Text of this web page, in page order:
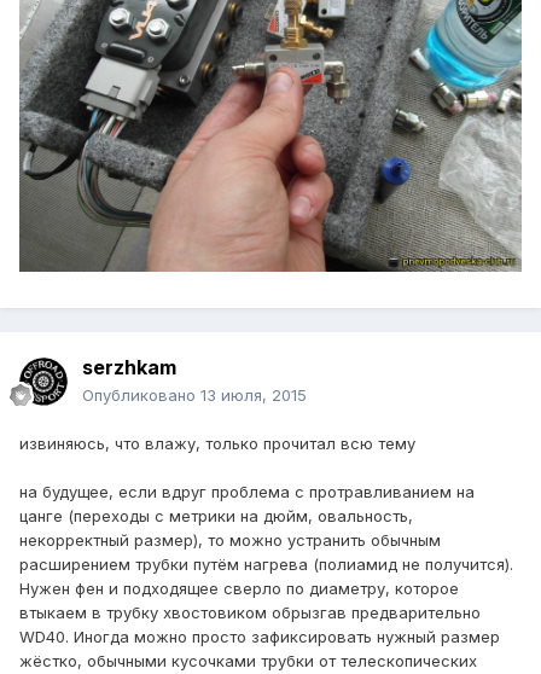
serzhkam
Опубликовано 13 июля, 2015
извиняюсь, что влажу, только прочитал всю тему
на будущее, если вдруг проблема с протравливанием на
цанге (переходы с метрики на дюйм, овальность,
некорректный размер), то можно устранить обычным
расширением трубки путём нагрева (полиамид не получится).
Нужен фен и подходящее сверло по диаметру, которое
втыкаем в трубку хвостовиком обрызгав предварительно
WD40. Иногда можно просто зафиксировать нужный размер
жёстко, обычными кусочками трубки от телескопических